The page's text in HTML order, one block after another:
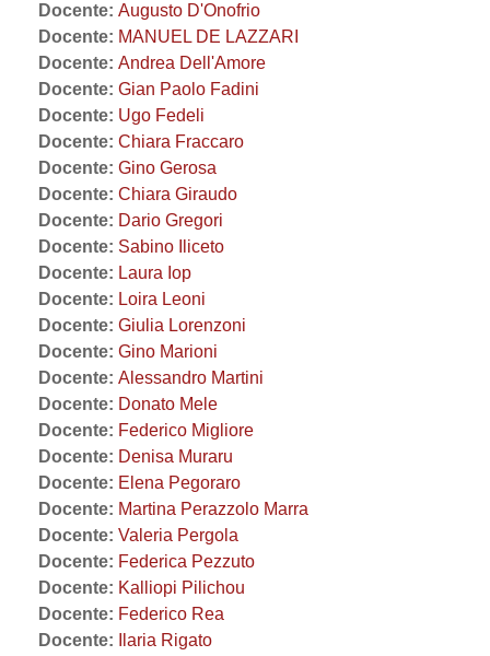
Docente: Augusto D'Onofrio
Docente: MANUEL DE LAZZARI
Docente: Andrea Dell'Amore
Docente: Gian Paolo Fadini
Docente: Ugo Fedeli
Docente: Chiara Fraccaro
Docente: Gino Gerosa
Docente: Chiara Giraudo
Docente: Dario Gregori
Docente: Sabino Iliceto
Docente: Laura Iop
Docente: Loira Leoni
Docente: Giulia Lorenzoni
Docente: Gino Marioni
Docente: Alessandro Martini
Docente: Donato Mele
Docente: Federico Migliore
Docente: Denisa Muraru
Docente: Elena Pegoraro
Docente: Martina Perazzolo Marra
Docente: Valeria Pergola
Docente: Federica Pezzuto
Docente: Kalliopi Pilichou
Docente: Federico Rea
Docente:
Ilaria Rigato